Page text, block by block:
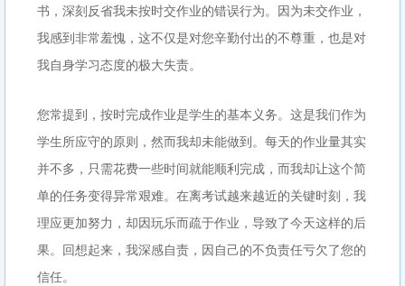
书，深刻反省我未按时交作业的错误行为。因为未交作业，
我感到非常羞愧，这不仅是对您辛勤付出的不尊重，也是对
我自身学习态度的极大失责。
您常提到，按时完成作业是学生的基本义务。这是我们作为
学生所应守的原则，然而我却未能做到。每天的作业量其实
并不多，只需花费一些时间就能顺利完成，而我却让这个简
单的任务变得异常艰难。在离考试越来越近的关键时刻，我
理应更加努力，却因玩乐而疏于作业，导致了今天这样的后
果。回想起来，我深感自责，因自己的不负责任亏欠了您的
信任。